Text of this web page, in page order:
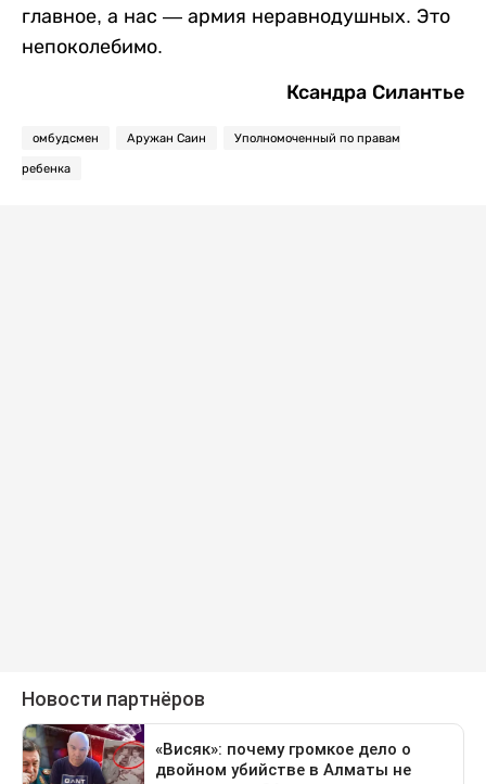
главное, а нас — армия неравнодушных. Это
непоколебимо.
Ксандра Силантье
омбудсмен Аружан Саин Уполномоченный по правам
ребенка